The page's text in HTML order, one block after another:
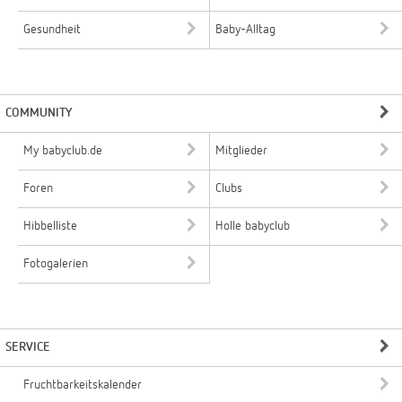
Gesundheit Baby-Alltag
COMMUNITY
My babyclub.de Mitglieder
Foren Clubs
Hibbelliste Holle babyclub
Fotogalerien
SERVICE
Fruchtbarkeitskalender